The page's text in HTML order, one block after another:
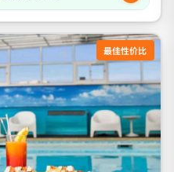
最佳性价比